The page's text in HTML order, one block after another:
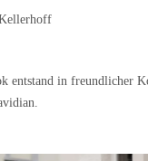
entstand in freundlicher